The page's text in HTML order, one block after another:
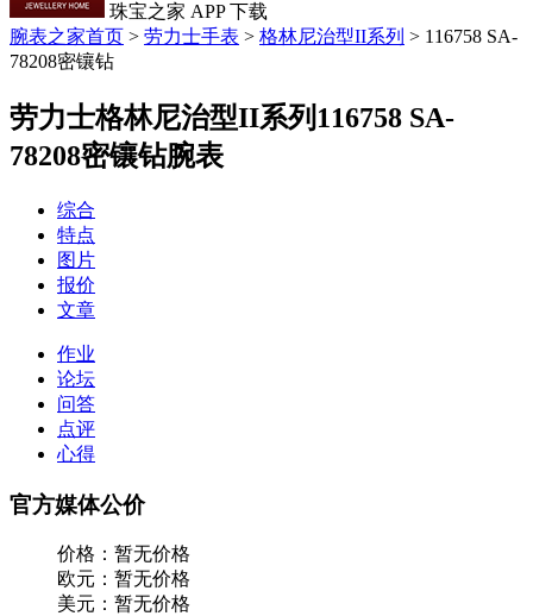
珠宝之家 APP 下载
腕表之家首页 > 劳力士手表 > 格林尼治型II系列 > 116758 SA-
78208密镶钻
劳力士格林尼治型II系列116758 SA-
78208密镶钻腕表
综合
特点
图片
报价
文章
作业
论坛
问答
点评
心得
官方媒体公价
价格： 暂无价格
欧元： 暂无价格
美元： 暂无价格